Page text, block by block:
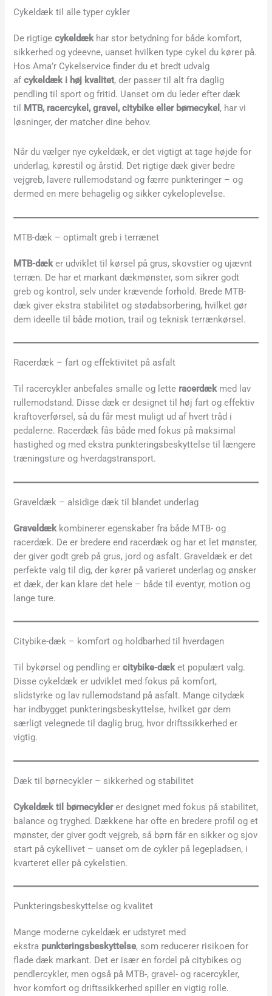
Cykeldæk til alle typer cykler
De rigtigecykeldækhar stor betydning for både komfort,
sikkerhed og ydeevne, uanset hvilken type cykel du kører på.
Hos Ama’r Cykelservice finder du et bredt udvalg
afcykeldæk i høj kvalitet, der passer til alt fra daglig
pendling til sport og fritid. Uanset om du leder efter dæk
til
MTB, racercykel, gravel, citybike eller børnecykel , har vi
løsninger, der matcher dine behov.
Når du vælger nye cykeldæk, er det vigtigt at tage højde for
underlag, kørestil og årstid. Det rigtige dæk giver bedre
vejgreb, lavere rullemodstand og færre punkteringer – og
dermed en mere behagelig og sikker cykeloplevelse.
MTB-dæk – optimalt greb i terrænet
MTB-dæk er udviklet til kørsel på grus, skovstier og ujævnt
terræn. De har et markant dækmønster, som sikrer godt
greb og kontrol, selv under krævende forhold. Brede MTB-
dæk giver ekstra stabilitet og stødabsorbering, hvilket gør
dem ideelle til både motion, trail og teknisk terrænkørsel.
Racerdæk – fart og effektivitet på asfalt
Til racercykler anbefales smalle og lette racerdækmed lav
rullemodstand. Disse dæk er designet til høj fart og effektiv
kraftoverførsel, så du får mest muligt ud af hvert tråd i
pedalerne. Racerdæk fås både med fokus på maksimal
hastighed og med ekstra punkteringsbeskyttelse til længere
træningsture og hverdagstransport.
Graveldæk – alsidige dæk til blandet underlag
Graveldækkombinerer egenskaber fra både MTB- og
racerdæk. De er bredere end racerdæk og har et let mønster,
der giver godt greb på grus, jord og asfalt. Graveldæk er det
perfekte valg til dig, der kører på varieret underlag og ønsker
et dæk, der kan klare det hele – både til eventyr, motion og
lange ture.
Citybike-dæk – komfort og holdbarhed til hverdagen
Til bykørsel og pendling ercitybike-dæket populært valg.
Disse cykeldæk er udviklet med fokus på komfort,
slidstyrke og lav rullemodstand på asfalt. Mange citydæk
har indbygget punkteringsbeskyttelse, hvilket gør dem
særligt velegnede til daglig brug, hvor driftssikkerhed er
vigtig.
Dæk til børnecykler – sikkerhed og stabilitet
Cykeldæk til børnecyklerer designet med fokus på stabilitet,
balance og tryghed. Dækkene har ofte en bredere profil og et
mønster, der giver godt vejgreb, så børn får en sikker og sjov
start på cykellivet – uanset om de cykler på legepladsen, i
kvarteret eller på cykelstien.
Punkteringsbeskyttelse og kvalitet
Mange moderne cykeldæk er udstyret med
ekstra punkteringsbeskyttelse, som reducerer risikoen for
flade dæk markant. Det er især en fordel på citybikes og
pendlercykler, men også på MTB-, gravel- og racercykler,
hvor komfort og driftssikkerhed spiller en vigtig rolle.